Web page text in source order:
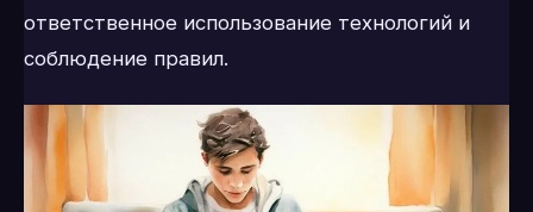
ответственное использование технологий и
соблюдение правил.